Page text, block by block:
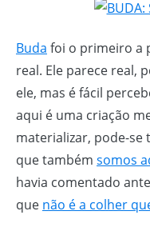
Buda foi o primeiro a
real. Ele parece real,
ele, mas é fácil
aqui é uma criação
materializar, pode-se
que também somos
havia comentado
que não é a colher